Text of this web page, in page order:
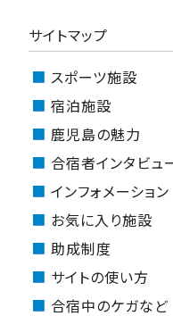
サイトマップ
スポーツ施設
宿泊施設
鹿児島の魅力
合宿者インタビュ
インフォメーション
お気に入り施設
助成制度
サイトの使い方
合宿中のケガなど